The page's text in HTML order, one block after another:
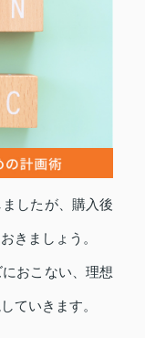
したが、購入後
きましょう。
おこない、理想
ていきます。